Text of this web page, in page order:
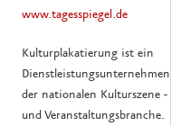
www.tagesspiegel.de
Kulturplakatierung ist ein
Dienstleistungsunternehmen
der nationalen Kulturszene -
und Veranstaltungsbranche.